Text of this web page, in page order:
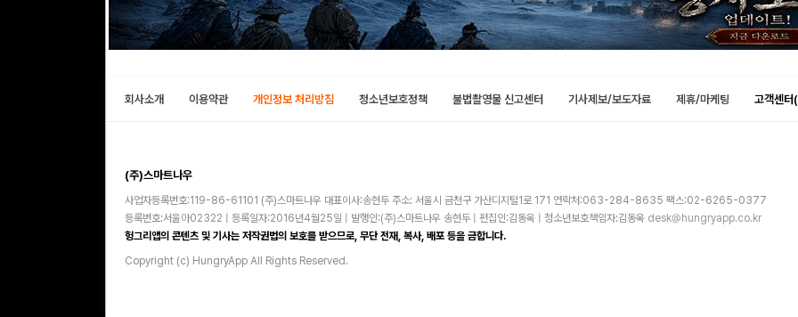
회사소개 이용약관 개인정보 처리방침 청소년보호정책 불법촬영물 신고센터 기사제보/보도자료 제휴/마케팅 고객센
(주)스마트나우
사업자등록번호:119-86-61101 (주)스마트나우 대표이사:송현두 주소: 서울시 금천구 가산디지털1로 171 연락처:063-284-8635 팩스:02-6265-0377
등록번호:서울아02322 | 등록일자:2016년4월25일 | 발행인:(주)스마트나우 송현두 | 편집인:김동욱 | 청소년보호책임자:김동욱 desk@hungryapp.co.kr
헝그리앱의 콘텐츠 및 기사는 저작권법의 보호를 받으므로, 무단 전재, 복사, 배포 등을 금합니다.
Copyright (c) HungryApp All Rights Reserved.